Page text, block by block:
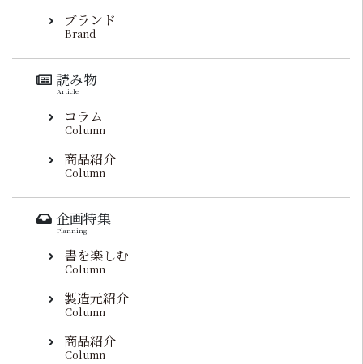
ブランド
Brand
読み物
Article
コラム
Column
商品紹介
Column
企画特集
Planning
書を楽しむ
Column
製造元紹介
Column
商品紹介
Column